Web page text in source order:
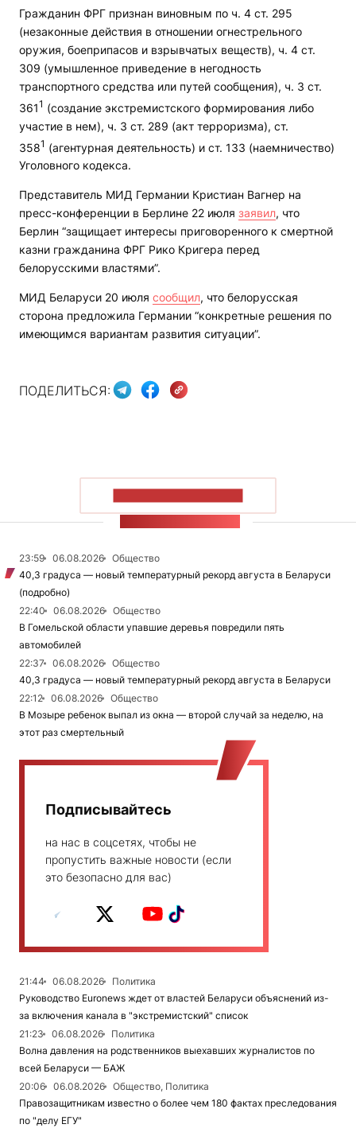
Гражданин ФРГ признан виновным по ч. 4 ст. 295
(незаконные действия в отношении огнестрельного
оружия, боеприпасов и взрывчатых веществ), ч. 4 ст.
309 (умышленное приведение в негодность
транспортного средства или путей сообщения), ч. 3 ст.
3611 (создание экстремистского формирования либо
участие в нем), ч. 3 ст. 289 (акт терроризма), ст.
3581 (агентурная деятельность) и ст. 133 (наемничество)
Уголовного кодекса.
Представитель МИД Германии Кристиан Вагнер на
пресс-конференции в Берлине 22 июля заявил, что
Берлин “защищает интересы приговоренного к смертной
казни гражданина ФРГ Рико Кригера перед
белорусскими властями”.
МИД Беларуси 20 июля сообщил, что белорусская
сторона предложила Германии “конкретные решения по
имеющимся вариантам развития ситуации”.
ПОДЕЛИТЬСЯ:
23:59 06.08.2026
Общество
40,3 градуса — новый температурный рекорд августа в Беларуси
(подробно)
22:40
06.08.2026
Общество
В Гомельской области упавшие деревья повредили пять
автомобилей
22:37
06.08.2026
Общество
40,3 градуса — новый температурный рекорд августа в Беларуси
22:12
06.08.2026
Общество
В Мозыре ребенок выпал из окна — второй случай за неделю, на
этот раз смертельный
Подписывайтесь
на нас в соцсетях, чтобы не
пропустить важные новости (если
это безопасно для вас)
21:44 06.08.2026
Политика
Руководство Euronews ждет от властей Беларуси объяснений из-
за включения канала в "экстремистский" список
21:23
06.08.2026
Политика
Волна давления на родственников выехавших журналистов по
всей Беларуси — БАЖ
20:06
06.08.2026
Общество, Политика
Правозащитникам известно о более чем 180 фактах преследования
по "делу ЕГУ"